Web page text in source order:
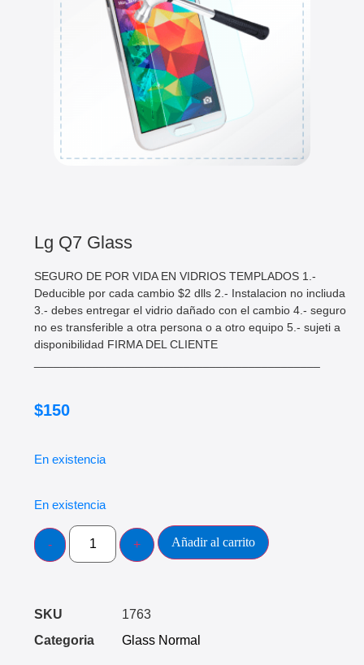
Lg Q7 Glass
SEGURO DE POR VIDA EN VIDRIOS TEMPLADOS 1.-
Deducible por cada cambio $2 dlls 2.- Instalacion no incliuda
3.- debes entregar el vidrio dañado con el cambio 4.- seguro
no es transferible a otra persona o a otro equipo 5.- sujeti a
disponibilidad FIRMA DEL CLIENTE
$150
En existencia
En existencia
Añadir al carrito
SKU
1763
Categoria
Glass Normal